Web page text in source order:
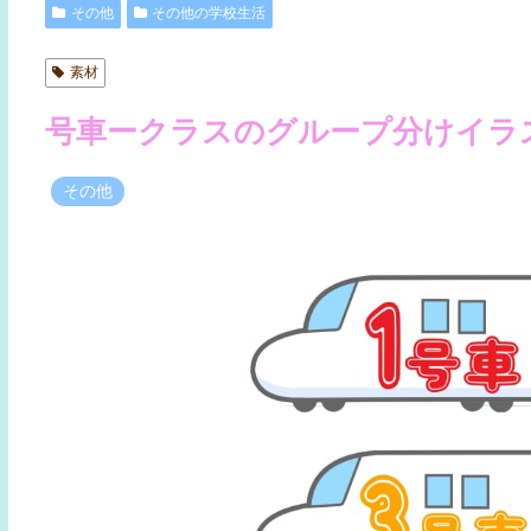
その他 その他の学校生活
素材
号車ークラスのグループ分けイラ
その他